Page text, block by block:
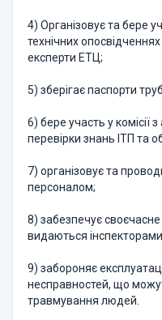
4) Організовує та бере
технічних
експерти ЕТЦ;
5) зберігає паспорти
6) бере участь у комісії
перевірки знань ІТП та
7) організовує та
персоналом;
8) забезпечує
видаються
9) забороняє
несправностей, що
травмування людей.